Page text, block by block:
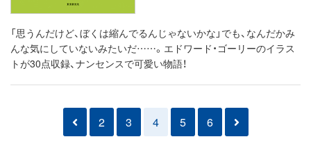
「思うんだけど、ぼくは縮んでるんじゃないかな」でも、なんだかみ
んな気にしていないみたいだ……。エドワード・ゴーリーのイラス
トが30点収録、ナンセンスで可愛い物語！
2 3 4 5 6